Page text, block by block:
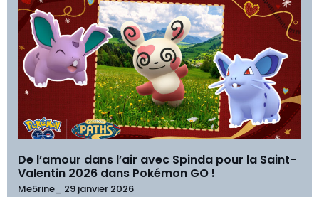
De l’amour dans l’air avec Spinda pour la Saint-
Valentin 2026 dans Pokémon GO !
Me5rine_ 29 janvier 2026